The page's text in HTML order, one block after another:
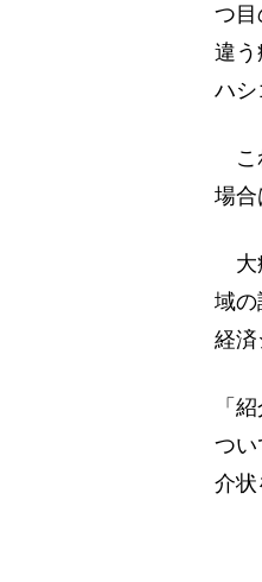
つ目
違う
ハシ
こ
場合
大
域の
経済
「
つい
介状